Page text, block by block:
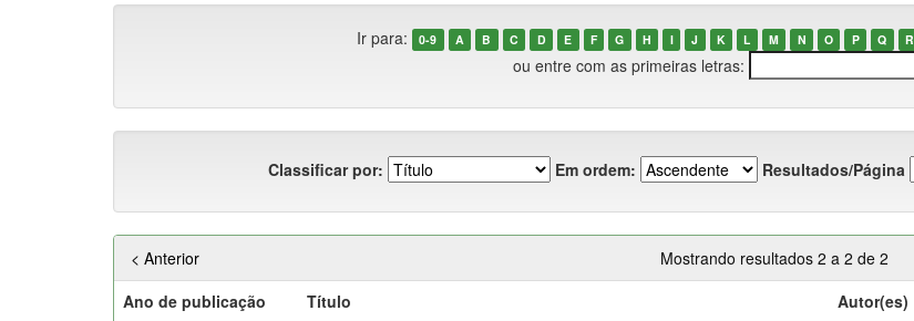
Ir para: 0-9 A B C D E F G H I J K L M N O P Q R
ou entre com as primeiras letras:
Classificar por: Em ordem: Resultados/Página
Mostrando resultados 2 a 2 de 2
< Anterior
Ano de publicação
Título
Autor(es)